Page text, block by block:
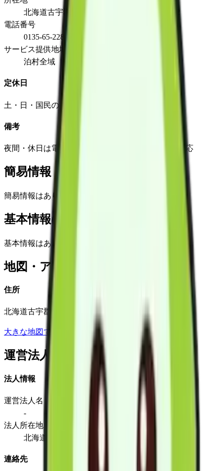
北海道古宇郡泊村大字茅沼村５００番地の２
電話番号
0135-65-2280
サービス提供地域
泊村全域
定休日
土・日・国民の祝日・12月31日～1月5日
備考
夜間・休日は電話転送、必要時担当者へ連絡入り対応
簡易情報
簡易情報はありません
基本情報(詳細)
基本情報はありません
地図・アクセス
住所
北海道古宇郡泊村大字茅沼村５００番地の２
大きな地図で見る
運営法人
法人情報
運営法人名
-
法人所在地
北海道古宇郡泊村大字茅沼村５００番地の２
連絡先